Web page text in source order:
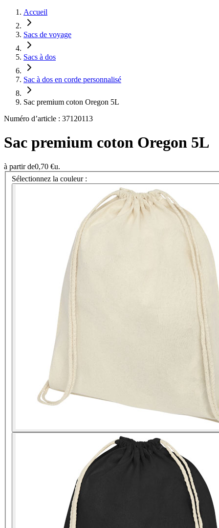
Accueil
Sacs de voyage
Sacs à dos
Sac à dos en corde personnalisé
Sac premium coton Oregon 5L
Numéro d’article : 37120113
Sac premium coton Oregon 5L
à partir de0,70 €u.
Sélectionnez la couleur :